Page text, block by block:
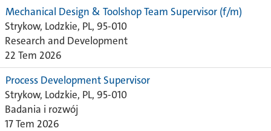
Mechanical Design & Toolshop Team Supervisor (f/m)
Strykow, Lodzkie, PL, 95-010
Research and Development
22 Tem 2026
Process Development Supervisor
Strykow, Lodzkie, PL, 95-010
Badania i rozwój
17 Tem 2026